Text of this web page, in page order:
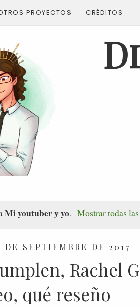
PROYECTOS CRÉDITOS
Mi youtuber y yo. Mostrar todas
DE SEPTIEMBRE DE 2017
Rachel
qué reseño